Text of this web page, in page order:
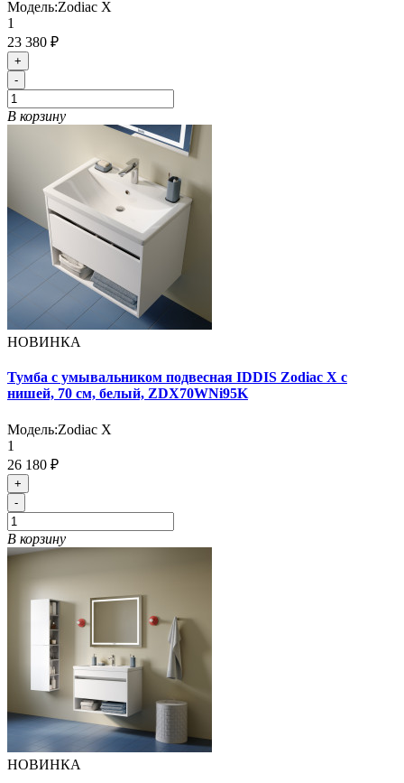
Модель:Zodiac X
1
23 380 ₽
+
-
В корзину
НОВИНКА
Тумба с умывальником подвесная IDDIS Zodiac X с
нишей, 70 см, белый, ZDX70WNi95K
Модель:Zodiac X
1
26 180 ₽
+
-
В корзину
НОВИНКА